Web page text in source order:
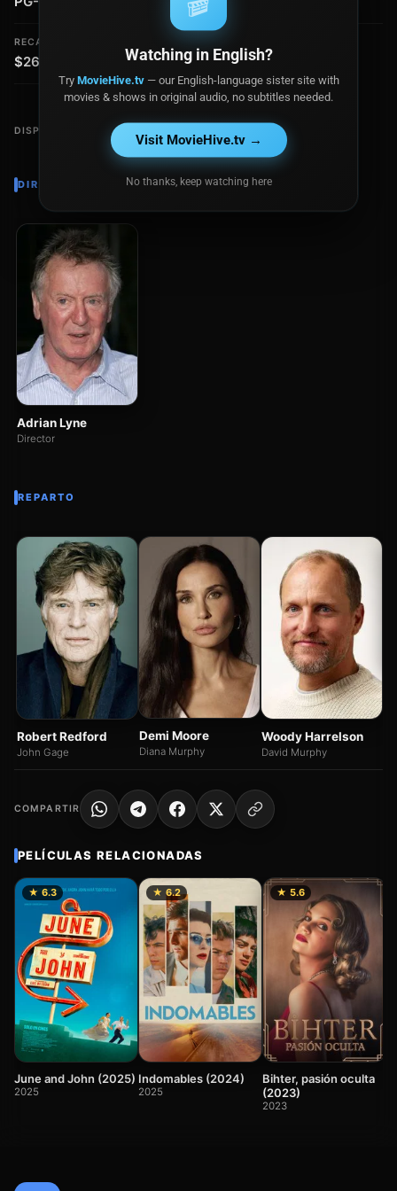
RECAUDACIÓN
$266.6 millones
DISPONIBLE EN
DIRECTOR
Adrian Lyne
Director
REPARTO
Robert Redford
John Gage
Demi Moore
Diana Murphy
Woody Harrelson
David Murphy
COMPARTIR
PELÍCULAS RELACIONADAS
★ 6.3
June and John (2025)
2025
★ 6.2
Indomables (2024)
2025
★ 5.6
Bihter, pasión oculta
(2023)
2023
Watching in English?
Try MovieHive.tv— our English-language sister site with
movies & shows in original audio, no subtitles needed.
Visit MovieHive.tv →
No thanks, keep watching here